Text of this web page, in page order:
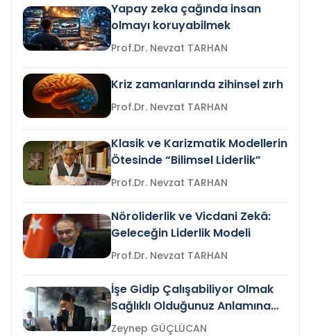
Yapay zeka çağında insan
olmayı koruyabilmek
Prof.Dr. Nevzat TARHAN
Kriz zamanlarında zihinsel zırh
Prof.Dr. Nevzat TARHAN
Klasik ve Karizmatik Modellerin
Ötesinde “Bilimsel Liderlik”
Prof.Dr. Nevzat TARHAN
Nöroliderlik ve Vicdani Zekâ:
Geleceğin Liderlik Modeli
Prof.Dr. Nevzat TARHAN
İşe Gidip Çalışabiliyor Olmak
Sağlıklı Olduğunuz Anlamına
Gelir mi?Zeynep GÜÇLÜCAN